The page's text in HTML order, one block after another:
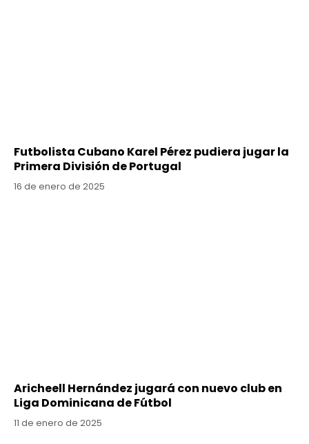
Futbolista Cubano Karel Pérez pudiera jugar la
Primera División de Portugal
16 de enero de 2025
Aricheell Hernández jugará con nuevo club en
Liga Dominicana de Fútbol
11 de enero de 2025